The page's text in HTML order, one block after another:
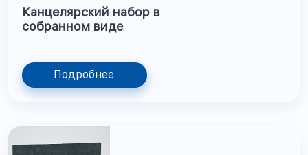
Канцелярский набор в
собранном виде
Подробнее